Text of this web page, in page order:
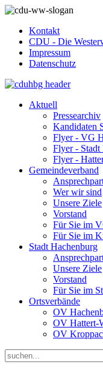
Kontakt
CDU - Die
Impressum
Datenschutz
Aktuell
Pressearchiv
Kandidaten
Flyer - VG
Flyer - Stadt
Flyer -
Gemeindeverband
Wer wir sind
Unsere Ziele
Vorstand
Für Sie im
Für Sie im
Stadt Hachenburg
Unsere Ziele
Vorstand
Für Sie im
Ortsverbände
OV
OV Hattert-
OV